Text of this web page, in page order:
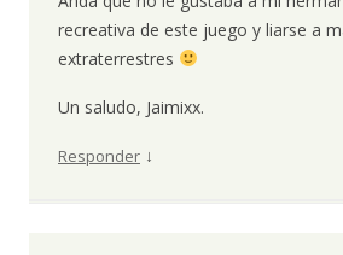
recreativa de este juego y liarse a
extraterrestres
Un saludo, Jaimixx.
Responder ↓